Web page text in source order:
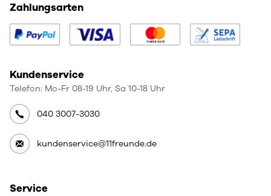
Zahlungsarten
Kundenservice
Telefon: Mo-Fr 08-19 Uhr, Sa 10-18 Uhr
040 3007-3030
kundenservice@11freunde.de
Service